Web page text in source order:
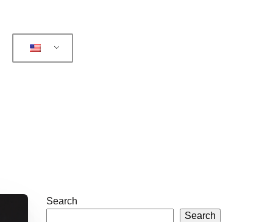
Search
Search